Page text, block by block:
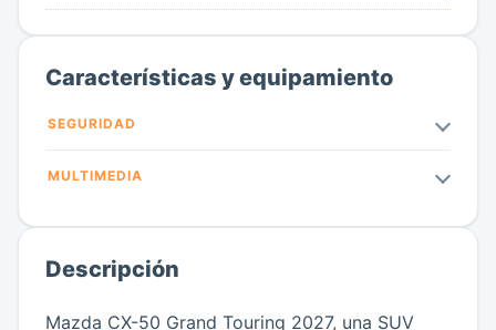
Características y equipamiento
SEGURIDAD
MULTIMEDIA
Descripción
Mazda CX-50 Grand Touring 2027, una SUV